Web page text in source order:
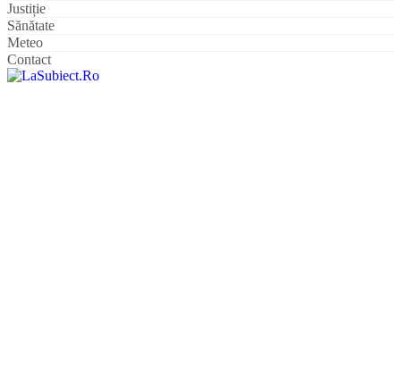
Justiție
Sănătate
Meteo
Contact